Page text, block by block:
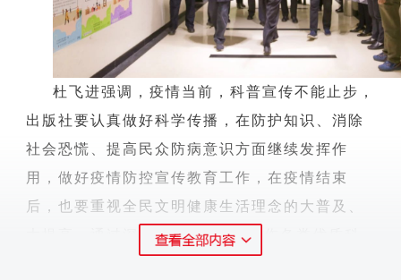
杜飞进强调，疫情当前，科普宣传不能止步，
出版社要认真做好科学传播，在防护知识、消除
社会恐慌、提高民众防病意识方面继续发挥作
用，做好疫情防控宣传教育工作，在疫情结束
后，也要重视全民文明健康生活理念的大普及、
大提高，通过深挖“战疫”源头，创作各类优质科